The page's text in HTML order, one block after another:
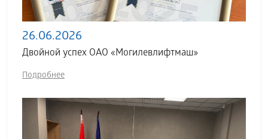
26.06.2026
Двойной успех ОАО «Могилевлифтмаш»
Подробнее